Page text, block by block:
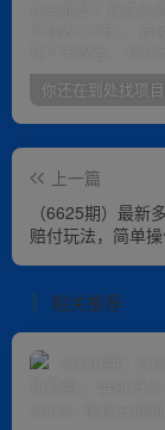
上一篇
（6625期）最新
赔付玩法，简单
相关推荐